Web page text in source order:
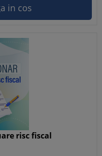
in cos
risc fiscal